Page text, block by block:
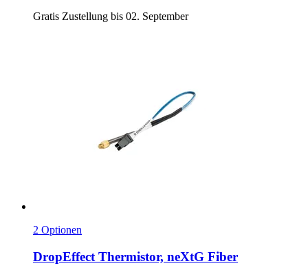
Gratis Zustellung bis 02. September
2 Optionen
DropEffect Thermistor, neXtG Fiber